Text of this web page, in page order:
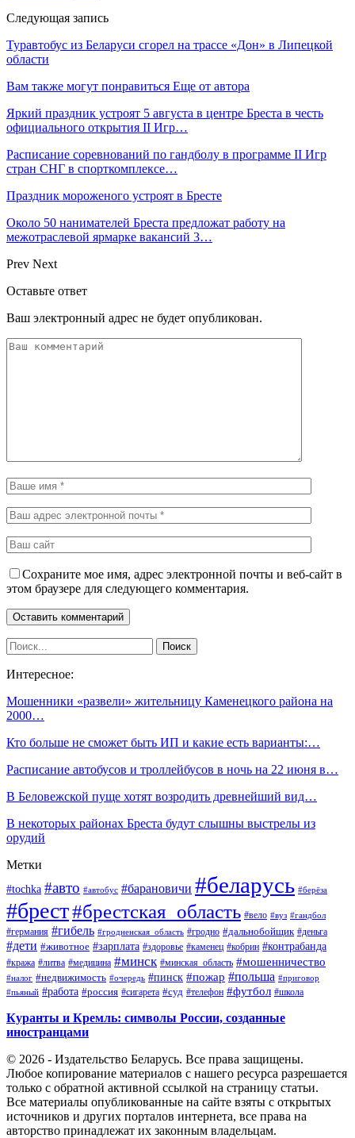
Следующая запись
Туравтобус из Беларуси сгорел на трассе «Дон» в Липецкой
области
Вам также могут понравиться Еще от автора
Яркий праздник устроят 5 августа в центре Бреста в честь
официального открытия II Игр…
Расписание соревнований по гандболу в программе II Игр
стран СНГ в спорткомплексе…
Праздник мороженого устроят в Бресте
Около 50 нанимателей Бреста предложат работу на
межотраслевой ярмарке вакансий 3…
Prev Next
Оставьте ответ
Ваш электронный адрес не будет опубликован.
Сохраните мое имя, адрес электронной почты и веб-сайт в
этом браузере для следующего комментария.
Интересное:
Мошенники «развели» жительницу Каменецкого района на
2000…
Кто больше не сможет быть ИП и какие есть варианты:…
Расписание автобусов и троллейбусов в ночь на 22 июня в…
В Беловежской пуще хотят возродить древнейший вид…
В некоторых районах Бреста будут слышны выстрелы из
орудий
Метки
#tochka #авто #автобус #барановичи #беларусь #берёза
#брест#брестская_область #вело #вуз #гандбол
#германия #гибель #гродненская_область #гродно #дальнобойщик #деньга
#дети #животное #зарплата #здоровье #каменец #кобрин #контрабанда
#кража #литва #медицина #минск #минская_область #мошенничество
#налог #недвижимость #очередь #пинск #пожар #польша #приговор
#пьяный #работа #россия #сигарета #суд #телефон #футбол #школа
Куранты и Кремль: символы России, созданные
иностранцами
© 2026 - Издательство Беларусь. Все права защищены.
Любое копирование материалов с нашего ресурса разрешается
только с обратной активной ссылкой на страницу статьи.
Все материалы опубликованные на сайте взяты с открытых
источников и других порталов интернета, все права на
авторство принадлежат их законным владельцам.